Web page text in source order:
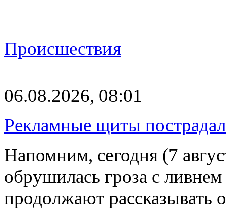
Происшествия
06.08.2026, 08:01
Рекламные щиты
Напомним, сегодня (7
обрушилась гроза с
продолжают рассказывать